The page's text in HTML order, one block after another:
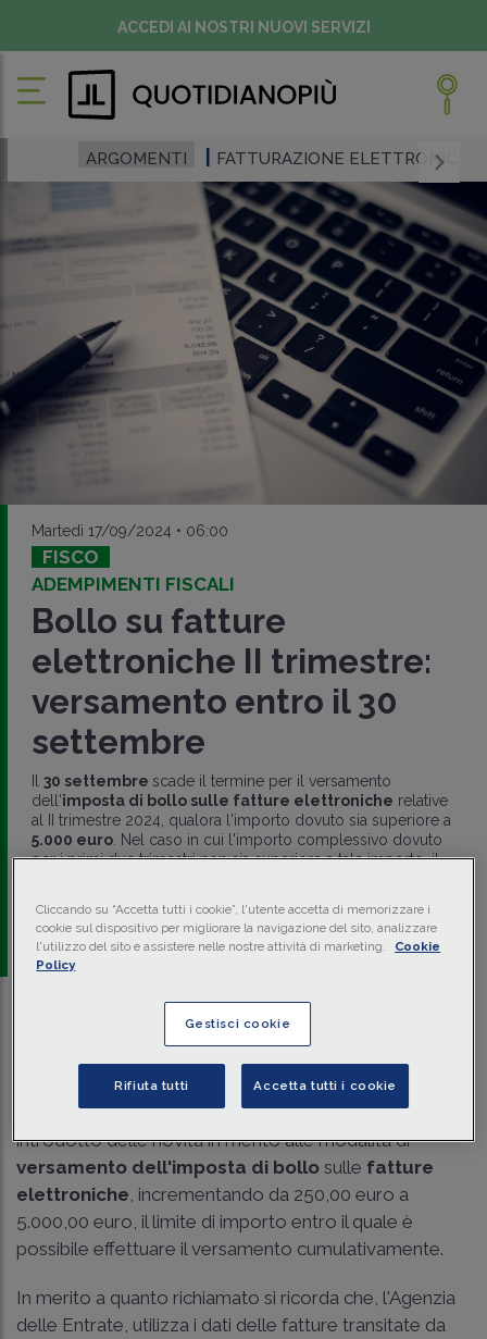
ACCEDI AI NOSTRI NUOVI SERVIZI
ARGOMENTI FATTURAZIONE ELETTRONICA
Martedì 17/09/2024 • 06:00
FISCO
ADEMPIMENTI FISCALI
Bollo su fatture
elettroniche II trimestre:
versamento entro il 30
settembre
30 settembre scade il termine per il versamento
dell'imposta di bollo sulle fatture elettroniche relative
al II trimestre 2024, qualora l'importo dovuto sia superiore a
5.000 euro. Nel caso in cui l'importo complessivo dovuto
per i primi due trimestri non sia superiore a tale importo, il
diPaola Sabatino- Dottore commercialista
Ascolta la news
L'art. 3 DL 73/2022 (Decreto Semplificazioni) ha
introdotto delle novità in merito alle modalità di
versamento dell'imposta di bollo sulle fatture
elettroniche , incrementando da 250,00 euro a
5.000,00 euro, il limite di importo entro il quale è
possibile effettuare il versamento cumulativamente.
In merito a quanto richiamato si ricorda che, l'Agenzia
delle Entrate, utilizza i dati delle fatture transitate da
Cliccando su “Accetta tutti i cookie”, l'utente accetta di memorizzare i
cookie sul dispositivo per migliorare la navigazione del sito, analizzare
l'utilizzo del sito e assistere nelle nostre attività di marketing.
Cookie
Policy
Gestisci cookie
Rifiuta tutti Accetta tutti i cookie